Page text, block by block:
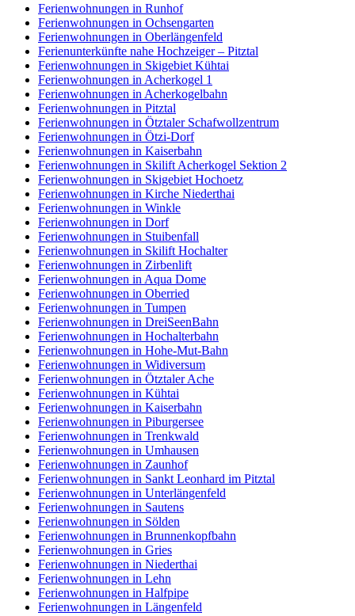
Ferienwohnungen in Runhof
Ferienwohnungen in Ochsengarten
Ferienwohnungen in Oberlängenfeld
Ferienunterkünfte nahe Hochzeiger – Pitztal
Ferienwohnungen in Skigebiet Kühtai
Ferienwohnungen in Acherkogel 1
Ferienwohnungen in Acherkogelbahn
Ferienwohnungen in Pitztal
Ferienwohnungen in Ötztaler Schafwollzentrum
Ferienwohnungen in Ötzi-Dorf
Ferienwohnungen in Kaiserbahn
Ferienwohnungen in Skilift Acherkogel Sektion 2
Ferienwohnungen in Skigebiet Hochoetz
Ferienwohnungen in Kirche Niederthai
Ferienwohnungen in Winkle
Ferienwohnungen in Dorf
Ferienwohnungen in Stuibenfall
Ferienwohnungen in Skilift Hochalter
Ferienwohnungen in Zirbenlift
Ferienwohnungen in Aqua Dome
Ferienwohnungen in Oberried
Ferienwohnungen in Tumpen
Ferienwohnungen in DreiSeenBahn
Ferienwohnungen in Hochalterbahn
Ferienwohnungen in Hohe-Mut-Bahn
Ferienwohnungen in Widiversum
Ferienwohnungen in Ötztaler Ache
Ferienwohnungen in Kühtai
Ferienwohnungen in Kaiserbahn
Ferienwohnungen in Piburgersee
Ferienwohnungen in Trenkwald
Ferienwohnungen in Umhausen
Ferienwohnungen in Zaunhof
Ferienwohnungen in Sankt Leonhard im Pitztal
Ferienwohnungen in Unterlängenfeld
Ferienwohnungen in Sautens
Ferienwohnungen in Sölden
Ferienwohnungen in Brunnenkopfbahn
Ferienwohnungen in Gries
Ferienwohnungen in Niederthai
Ferienwohnungen in Lehn
Ferienwohnungen in Halfpipe
Ferienwohnungen in Längenfeld